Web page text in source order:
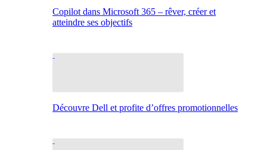
Copilot dans Microsoft 365 – rêver, créer et
atteindre ses objectifs
Découvre Dell et profite d’offres promotionnelles